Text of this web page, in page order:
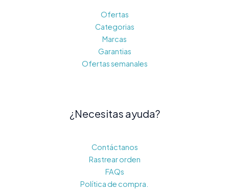
Ofertas
Categorias
Marcas
Garantias
Ofertas semanales
¿Necesitas ayuda?
Contáctanos
Rastrear orden
FAQs
Política de compra.